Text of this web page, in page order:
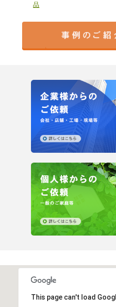
品
This page can't load